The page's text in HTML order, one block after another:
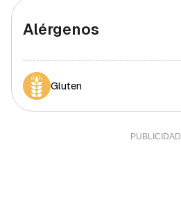
Alérgenos
Gluten